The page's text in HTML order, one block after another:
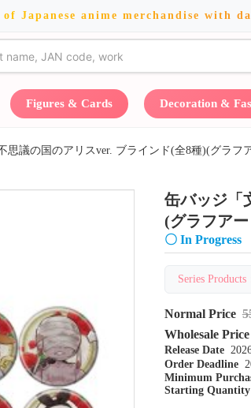
Japanese anime merchandise with
Figures & Cards Decoration &
思議の国のアリスver. ブラインド(全8種)(グラフ
缶バッジ「
(グラフア
〇 In Progress
Series
Normal Price
Wholesale Price
Release Date
Order Deadline
Minimum
Starting Quantity